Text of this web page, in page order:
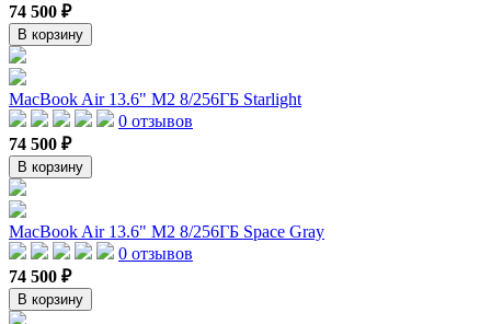
74 500 ₽
В корзину
MacBook Air 13.6" M2 8/256ГБ Starlight
0 отзывов
74 500 ₽
В корзину
MacBook Air 13.6" M2 8/256ГБ Space Gray
0 отзывов
74 500 ₽
В корзину